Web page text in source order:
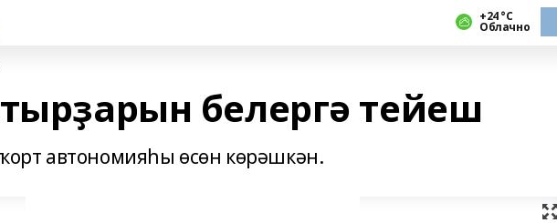
+24 °С
Облачно
белергә тейеш
автономияһы өсөн көрәшкән.